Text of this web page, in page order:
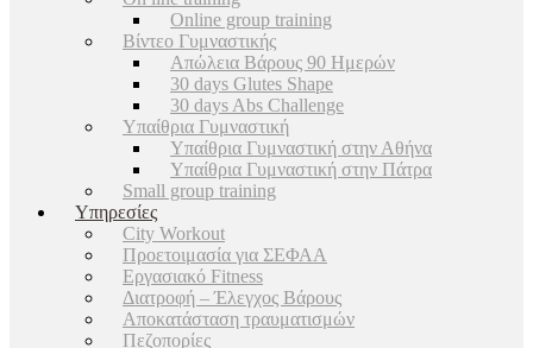
Online group training
Βίντεο Γυμναστικής
Απώλεια Βάρους 90 Ημερών
30 days Glutes Shape
30 days Abs Challenge
Υπαίθρια Γυμναστική
Υπαίθρια Γυμναστική στην Αθήνα
Υπαίθρια Γυμναστική στην Πάτρα
Small group training
Υπηρεσίες
City Workout
Προετοιμασία για ΣΕΦΑΑ
Εργασιακό Fitness
Διατροφή – Έλεγχος Βάρους
Αποκατάσταση τραυματισμών
Πεζοπορίες